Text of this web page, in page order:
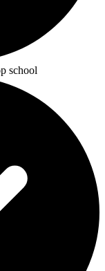
school